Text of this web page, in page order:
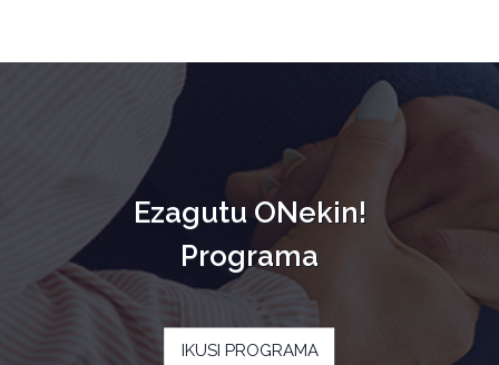
Ezagutu ONekin!
Programa
IKUSI PROGRAMA